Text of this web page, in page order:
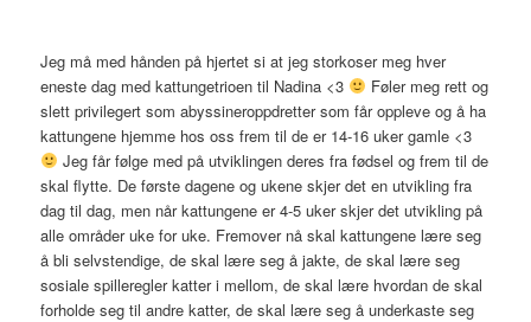
Jeg må med hånden på hjertet si at jeg storkoser meg hver
eneste dag med kattungetrioen til Nadina <3
Føler meg rett og
slett privilegert som abyssineroppdretter som får oppleve og å ha
kattungene hjemme hos oss frem til de er 14-16 uker gamle <3
Jeg får følge med på utviklingen deres fra fødsel og frem til de
skal flytte. De første dagene og ukene skjer det en utvikling fra
dag til dag, men når kattungene er 4-5 uker skjer det utvikling på
alle områder uke for uke. Fremover nå skal kattungene lære seg
å bli selvstendige, de skal lære seg å jakte, de skal lære seg
sosiale spilleregler katter i mellom, de skal lære hvordan de skal
forholde seg til andre katter, de skal lære seg å underkaste seg